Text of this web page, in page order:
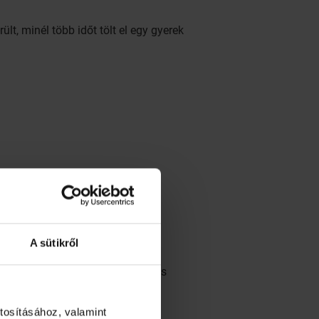
A sütikről
valamint
minél több időt tölt el egy gyerek
játszani, amelyekben a
többet játszanak, mint
viselkedés, csökkent empatikus
azt jelenti, hogy a gyerekek